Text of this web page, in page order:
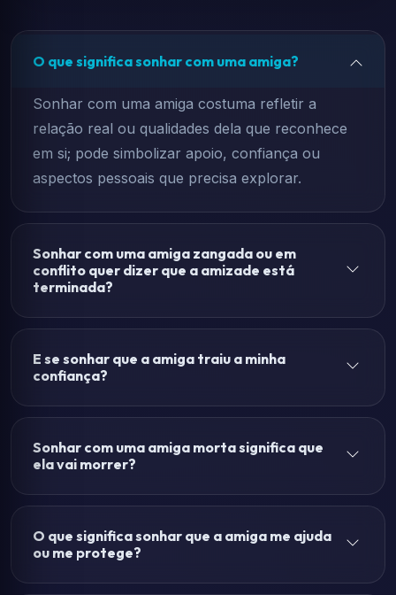
O que significa sonhar com uma amiga?
Sonhar com uma amiga costuma refletir a
relação real ou qualidades dela que reconhece
em si; pode simbolizar apoio, confiança ou
aspectos pessoais que precisa explorar.
Sonhar com uma amiga zangada ou em
conflito quer dizer que a amizade está
terminada?
E se sonhar que a amiga traiu a minha
confiança?
Sonhar com uma amiga morta significa que
ela vai morrer?
O que significa sonhar que a amiga me ajuda
ou me protege?